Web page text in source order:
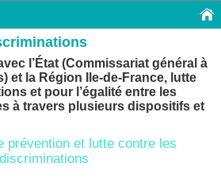
l’État (Commissariat général à
et la Région Ile-de-France, lutte
et pour l’égalité entre les
à travers plusieurs dispositifs et
prévention et lutte contre les
discriminations